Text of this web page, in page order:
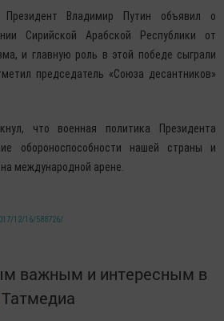
Владимир Путин объявил о
Сирийской Арабской Республики от
и главную роль в этой победе сыграли
председатель «Союза десантников»
что военная политика Президента
обороноспособности нашей страны и
международной арене.
12/16/588726/
важным и интересным в
Татмедиа